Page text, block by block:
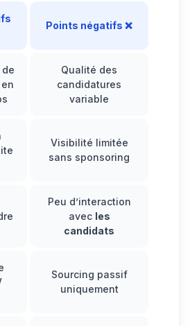
Points négatifs ❌
Qualité des
candidatures
variable
Visibilité limitée
sans sponsoring
Peu d’interaction
avec les
candidats
Sourcing passif
uniquement